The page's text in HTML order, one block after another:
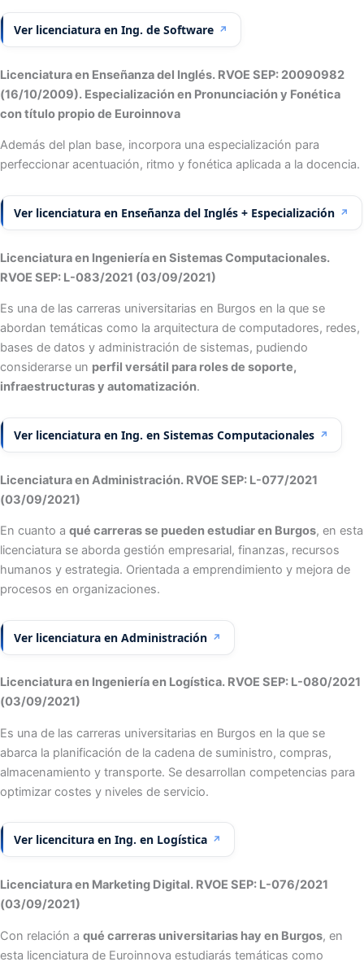
Ver licenciatura en Ing. de Software ↗
Licenciatura en Enseñanza del Inglés. RVOE SEP: 20090982
(16/10/2009). Especialización en Pronunciación y Fonética
con título propio de Euroinnova
Además del plan base, incorpora una especialización para
perfeccionar acentuación, ritmo y fonética aplicada a la docencia.
Ver licenciatura en Enseñanza del Inglés + Especialización ↗
Licenciatura en Ingeniería en Sistemas Computacionales.
RVOE SEP: L-083/2021 (03/09/2021)
Es una de las carreras universitarias en Burgos en la que se
abordan temáticas como la arquitectura de computadores, redes,
bases de datos y administración de sistemas, pudiendo
considerarse un perfil versátil para roles de soporte,
infraestructuras y automatización.
Ver licenciatura en Ing. en Sistemas Computacionales ↗
Licenciatura en Administración. RVOE SEP: L-077/2021
(03/09/2021)
En cuanto a qué carreras se pueden estudiar en Burgos, en esta
licenciatura se aborda gestión empresarial, finanzas, recursos
humanos y estrategia. Orientada a emprendimiento y mejora de
procesos en organizaciones.
Ver licenciatura en Administración ↗
Licenciatura en Ingeniería en Logística. RVOE SEP: L-080/2021
(03/09/2021)
Es una de las carreras universitarias en Burgos en la que se
abarca la planificación de la cadena de suministro, compras,
almacenamiento y transporte. Se desarrollan competencias para
optimizar costes y niveles de servicio.
Ver licencitura en Ing. en Logística ↗
Licenciatura en Marketing Digital. RVOE SEP: L-076/2021
(03/09/2021)
Con relación a qué carreras universitarias hay en Burgos, en
esta licenciatura de Euroinnova estudiarás temáticas como